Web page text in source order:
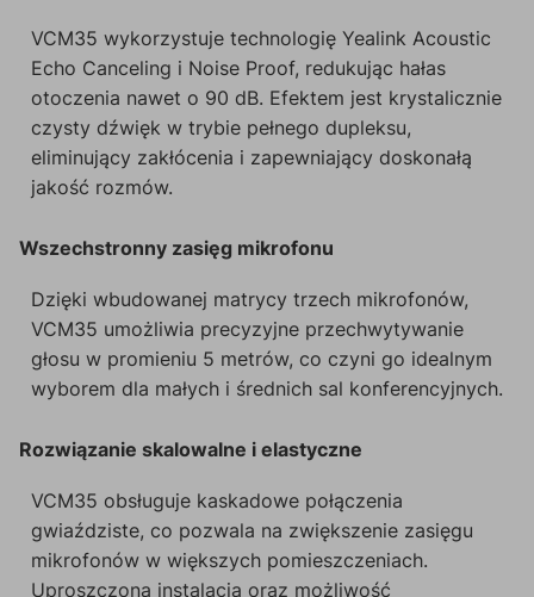
VCM35 wykorzystuje technologię Yealink Acoustic
Echo Canceling i Noise Proof, redukując hałas
otoczenia nawet o 90 dB. Efektem jest krystalicznie
czysty dźwięk w trybie pełnego dupleksu,
eliminujący zakłócenia i zapewniający doskonałą
jakość rozmów.
Wszechstronny zasięg mikrofonu
Dzięki wbudowanej matrycy trzech mikrofonów,
VCM35 umożliwia precyzyjne przechwytywanie
głosu w promieniu 5 metrów, co czyni go idealnym
wyborem dla małych i średnich sal konferencyjnych.
Rozwiązanie skalowalne i elastyczne
VCM35 obsługuje kaskadowe połączenia
gwiaździste, co pozwala na zwiększenie zasięgu
mikrofonów w większych pomieszczeniach.
Uproszczona instalacja oraz możliwość